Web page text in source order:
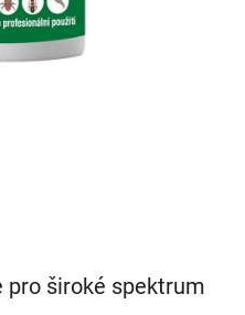
pro široké spektrum